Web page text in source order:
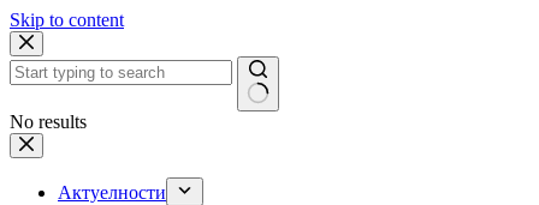
Skip to content
No results
Актуелности